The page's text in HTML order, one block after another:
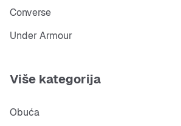
Converse
Under Armour
Više kategorija
Obuća